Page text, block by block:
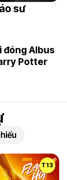
sư
đóng Albus
Potter
T13